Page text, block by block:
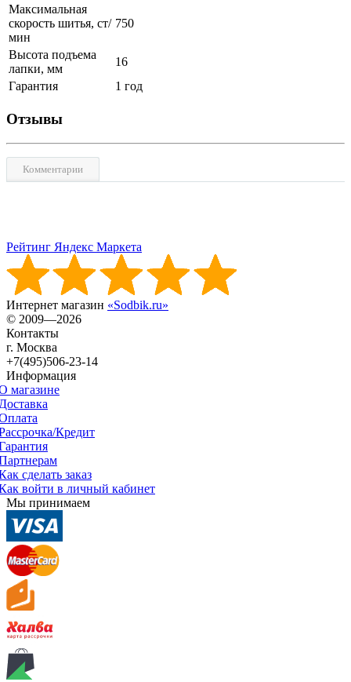
Максимальная
скорость шитья, ст/
мин
750
Высота подъема
лапки, мм
16
Гарантия
1 год
Отзывы
Комментарии
Рейтинг Яндекс Маркета
Интернет магазин «Sodbik.ru»
© 2009—2026
Контакты
г. Москва
+7(495)506-23-14
Информация
магазине
Кредит
сделать заказ
войти в личный кабинет
Мы принимаем